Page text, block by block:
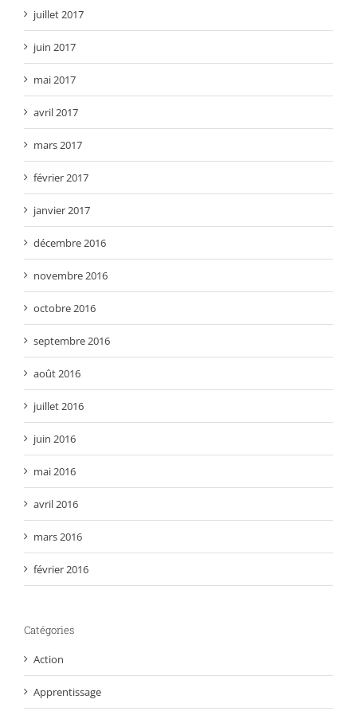
juillet 2017
juin 2017
mai 2017
avril 2017
mars 2017
février 2017
janvier 2017
décembre 2016
novembre 2016
octobre 2016
septembre 2016
août 2016
juillet 2016
juin 2016
mai 2016
avril 2016
mars 2016
février 2016
Catégories
Action
Apprentissage